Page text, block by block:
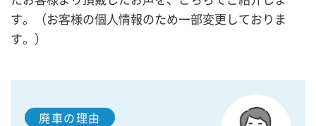
す。（お客様の個人情報のため一部変更しておりま
す。）
廃車の理由